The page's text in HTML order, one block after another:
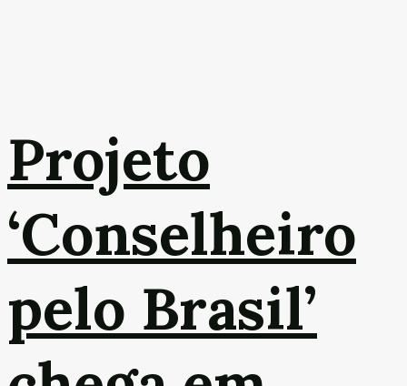
Projeto
‘Conselheiro
pelo Brasil’